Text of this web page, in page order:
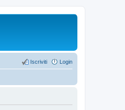
Login
Iscriviti